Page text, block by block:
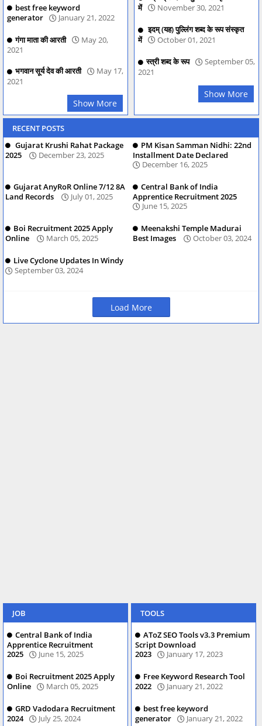
best free keyword
generator
January 21, 2022
गंगा माता की आरती
May 20,
2021
भगवान सूर्य देव की आरती
May 17,
2021
Show More
में
November 30, 2021
इदम् (यह) पुल्लिंग शब्द के रूप संस्कृत
में
October 01, 2021
स्त्री शब्द के रूप
September 05,
2021
Show More
RECENT POSTS
Gujarat Krushi Rahat Package
2025
December 23, 2025
PM Kisan Samman Nidhi: 22nd
Installment Date Declared
December 16, 2025
Gujarat AnyRoR Online 7/12 8A
Land Records
July 01, 2025
Central Bank of India
Apprentice Recruitment 2025
June 15, 2025
Boi Recruitment 2025 Apply
Online
March 05, 2025
Meenakshi Temple Madurai
Best Images
October 03, 2024
Live Cyclone Updates In Windy
September 03, 2024
Load More
JOB
Central Bank of India
Apprentice Recruitment
2025
June 15, 2025
Boi Recruitment 2025 Apply
Online
March 05, 2025
GRD Vadodara Recruitment
2024
July 25, 2024
TOOLS
AToZ SEO Tools v3.3 Premium
Script Download
2023
January 17, 2023
Free Keyword Research Tool
2022
January 21, 2022
best free keyword
generator
January 21, 2022